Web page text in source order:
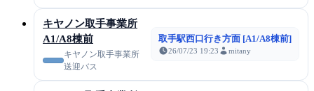
キヤノン取手事業所
A1/A8棟前
キヤノン取手事業所
送迎バス
取手駅西口行き方面 [A1/A8棟前]
26/07/23 19:23 mitany